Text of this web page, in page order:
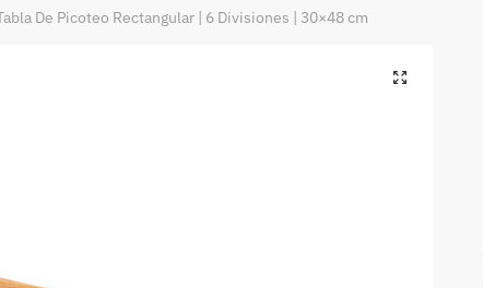
De Picoteo Rectangular | 6 Divisiones | 30×48 cm